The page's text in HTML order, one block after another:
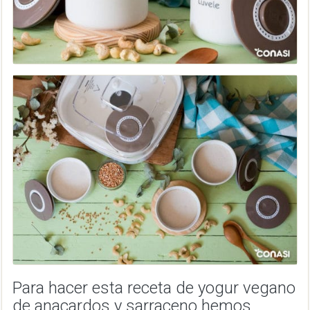
Para hacer esta receta de yogur vegano
de anacardos y sarraceno hemos